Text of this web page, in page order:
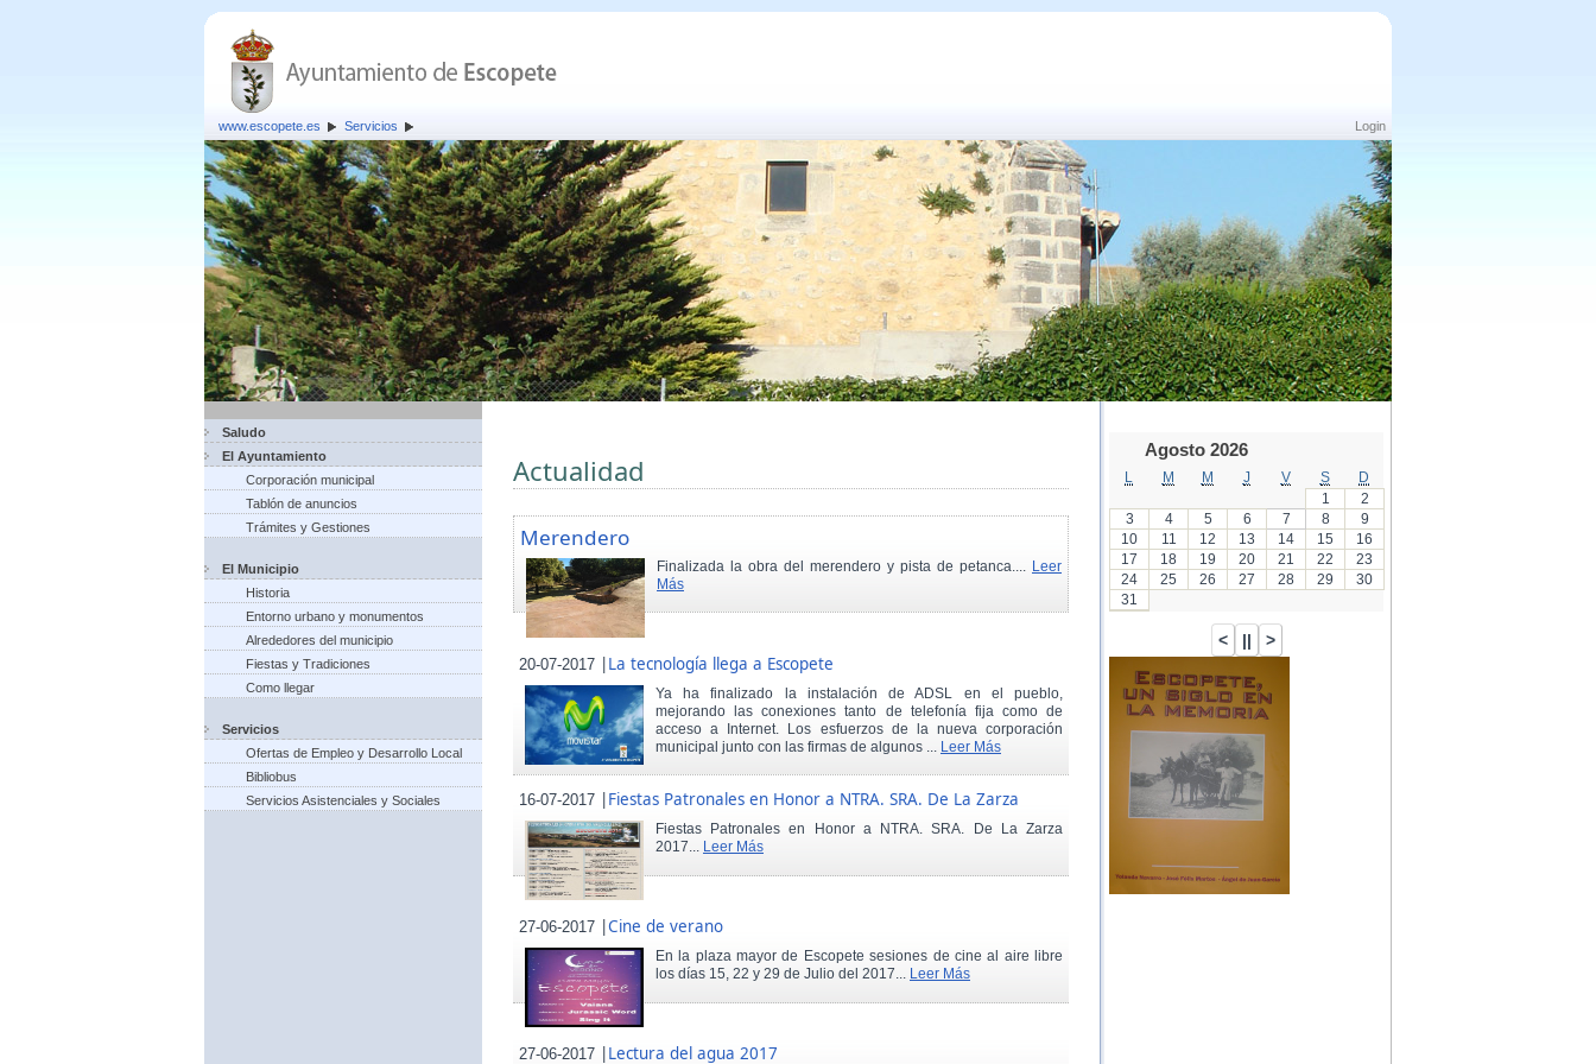
Login
www.escopete.es Servicios
Saludo
El Ayuntamiento
Corporación municipal
Tablón de anuncios
Trámites y Gestiones
El Municipio
Historia
Entorno urbano y monumentos
Alrededores del municipio
Fiestas y Tradiciones
Como llegar
Servicios
Ofertas de Empleo y Desarrollo Local
Bibliobus
Servicios Asistenciales y Sociales
Actualidad
Merendero
Finalizada la obra del merendero y pista de petanca.... Leer
Más
20-07-2017 |La tecnología llega a Escopete
Ya ha finalizado la instalación de ADSL en el pueblo,
mejorando las conexiones tanto de telefonía fija como de
acceso a Internet. Los esfuerzos de la nueva corporación
municipal junto con las firmas de algunos ... Leer Más
16-07-2017 |Fiestas Patronales en Honor a NTRA. SRA. De La Zarza
Fiestas Patronales en Honor a NTRA. SRA. De La Zarza
2017... Leer Más
27-06-2017 |Cine de verano
En la plaza mayor de Escopete sesiones de cine al aire libre
los días 15, 22 y 29 de Julio del 2017... Leer Más
27-06-2017 |Lectura del agua 2017
Agosto 2026
M M J V S
D
1
2
3
4 5 6 7 8
9
10
11 12 13 14 15
16
17
18 19 20 21 22
23
24
25 26 27 28 29
30
31